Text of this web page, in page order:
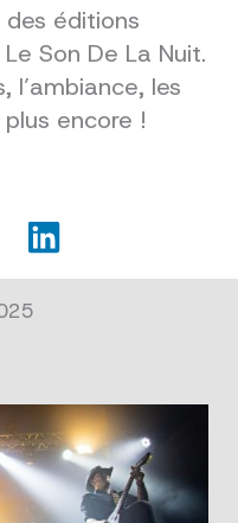
éditions
Son De La Nuit.
l’ambiance, les
encore !